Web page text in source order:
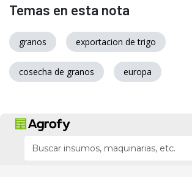
Temas en esta nota
granos exportacion de trigo
cosecha de granos europa